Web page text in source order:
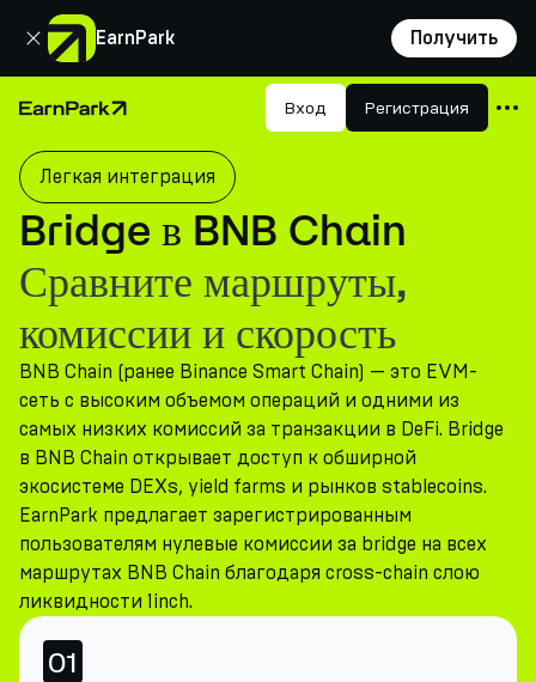
EarnPark Получить
Закрыть
Главная страница Вход Регистрация
Продукты
Рынки
Калькуляторы
Токен PARK
Ресурсы
Компания
Легкая интеграция
Bridge в BNB Chain
Сравните маршруты,
комиссии и скорость
BNB Chain (ранее Binance Smart Chain) — это EVM-
сеть с высоким объемом операций и одними из
самых низких комиссий за транзакции в DeFi. Bridge
в BNB Chain открывает доступ к обширной
экосистеме DEXs, yield farms и рынков stablecoins.
EarnPark предлагает зарегистрированным
пользователям нулевые комиссии за bridge на всех
маршрутах BNB Chain благодаря cross-chain слою
ликвидности 1inch.
01